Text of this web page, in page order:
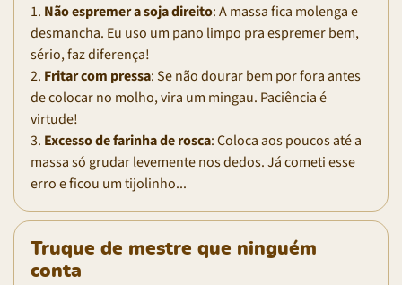
1. Não espremer a soja direito: A massa fica molenga e
desmancha. Eu uso um pano limpo pra espremer bem,
sério, faz diferença!
2. Fritar com pressa: Se não dourar bem por fora antes
de colocar no molho, vira um mingau. Paciência é
virtude!
3. Excesso de farinha de rosca: Coloca aos poucos até a
massa só grudar levemente nos dedos. Já cometi esse
erro e ficou um tijolinho...
Truque de mestre que ninguém
conta